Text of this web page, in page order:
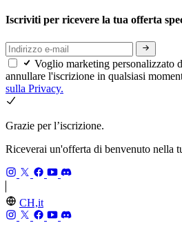
Iscriviti per ricevere la tua offerta
Voglio marketing personalizzato
annullare l'iscrizione in qualsiasi
sulla Privacy.
Grazie per l’iscrizione.
Riceverai un'offerta di benvenuto nella
CH,it